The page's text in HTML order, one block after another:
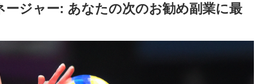
ジャー: あなたの次のお勧め副業に最